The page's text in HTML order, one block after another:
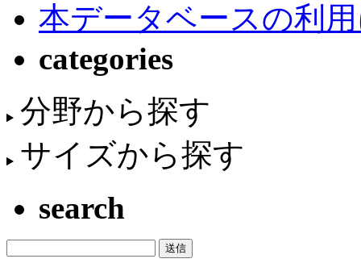
本データベースの利
categories
分野から探す
サイズから探す
search